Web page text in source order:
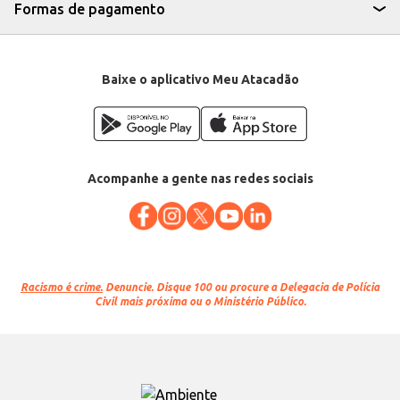
Formas de pagamento
Baixe o aplicativo Meu Atacadão
Acompanhe a gente nas redes sociais
Racismo é crime. Denuncie. Disque 100 ou procure a Delegacia de Polícia
Civil mais próxima ou o Ministério Público.